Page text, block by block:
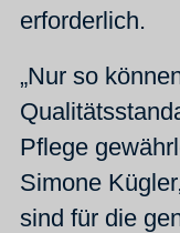
erforderlich.
„Nur so
Pflege
Simone
sind für die